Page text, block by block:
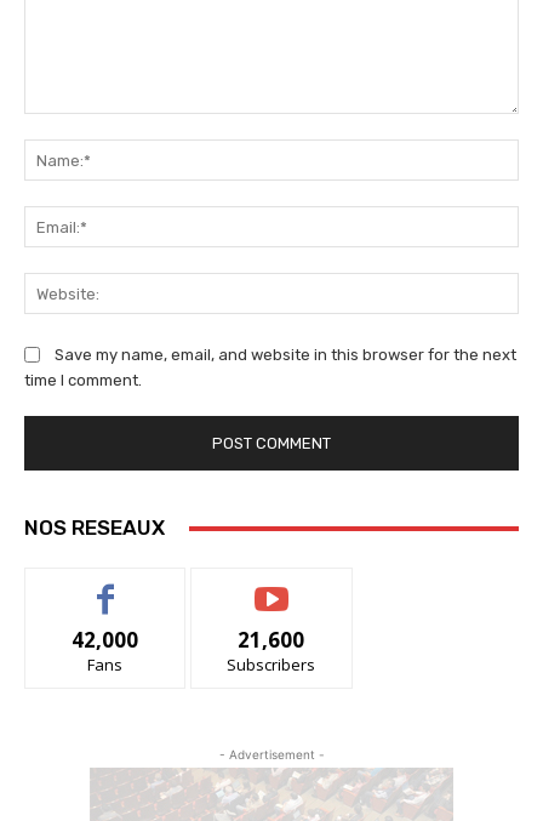
Save my name, email, and website in this browser for the next
time I comment.
NOS RESEAUX
42,000
Fans
21,600
Subscribers
- Advertisement -